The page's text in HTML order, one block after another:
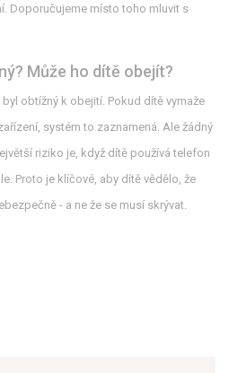
Doporučujeme místo toho mluvit s
Může ho dítě obejít?
byl obtížný k obejití. Pokud dítě vymaže
systém to zaznamená. Ale žádný
riziko je, když dítě používá telefon
Proto je klíčové, aby dítě vědělo, že
- a ne že se musí skrývat.